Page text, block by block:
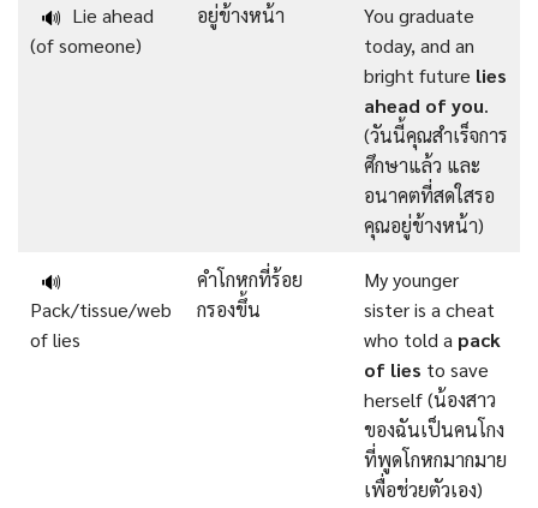
🔊 Lie ahead
(of someone)
อยู่ข้างหน้า
You graduate
today, and an
bright future lies
ahead of you.
(วันนี้คุณสำเร็จการ
ศึกษาแล้ว และ
อนาคตที่สดใสรอ
คุณอยู่ข้างหน้า)
🔊
Pack/tissue/web
of lies
คำโกหกที่ร้อย
กรองขึ้น
My younger
sister is a cheat
who told a pack
of lies to save
herself (น้องสาว
ของฉันเป็นคนโกง
ที่พูดโกหกมากมาย
เพื่อช่วยตัวเอง)